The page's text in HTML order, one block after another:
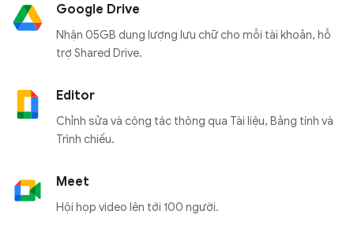
Google Drive
Nhận 05GB dung lượng lưu chữ cho mỗi tài khoản, hỗ
trợ Shared Drive.
Editor
Chỉnh sửa và cộng tác thông qua Tài liệu, Bảng tính và
Trình chiếu.
Meet
Hội họp video lên tới 100 người.